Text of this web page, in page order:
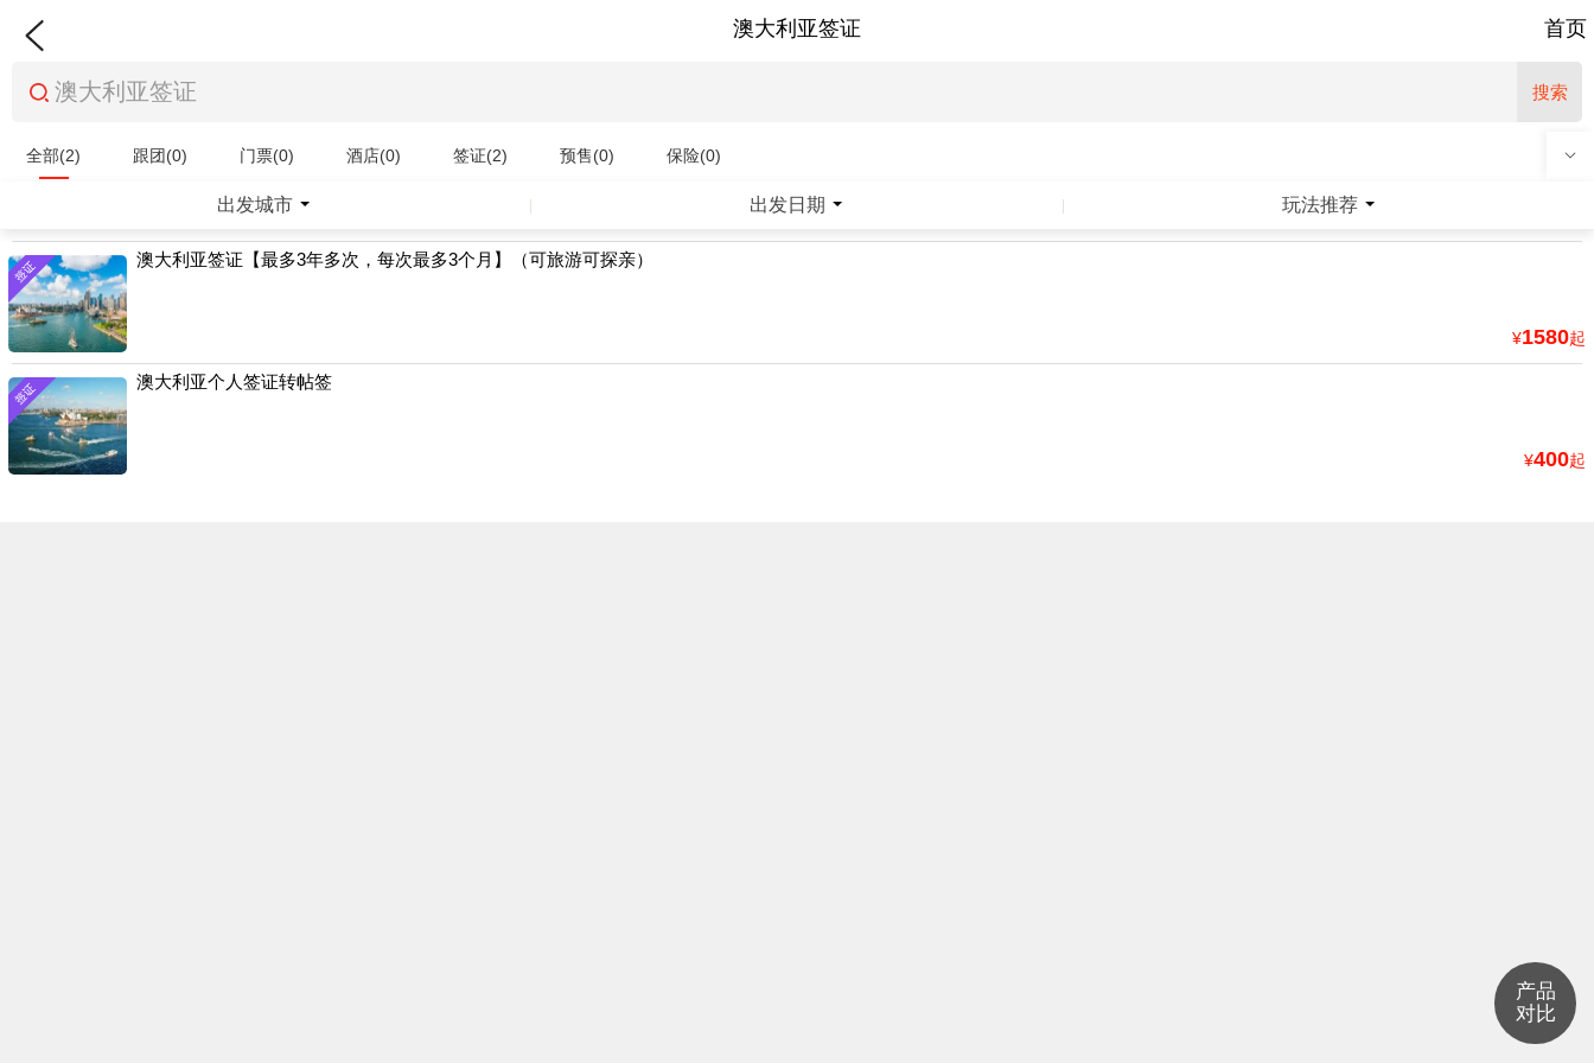
澳大利亚签证 首页
搜索
全部(2) 跟团(0) 门票(0) 酒店(0) 签证(2) 预售(0) 保险(0)
出发城市 | 出发日期 | 玩法推荐
澳大利亚签证【最多3年多次，每次最多3个月】（可旅游可探亲）
¥1580起
澳大利亚个人签证转帖签
¥400起
产品
对比